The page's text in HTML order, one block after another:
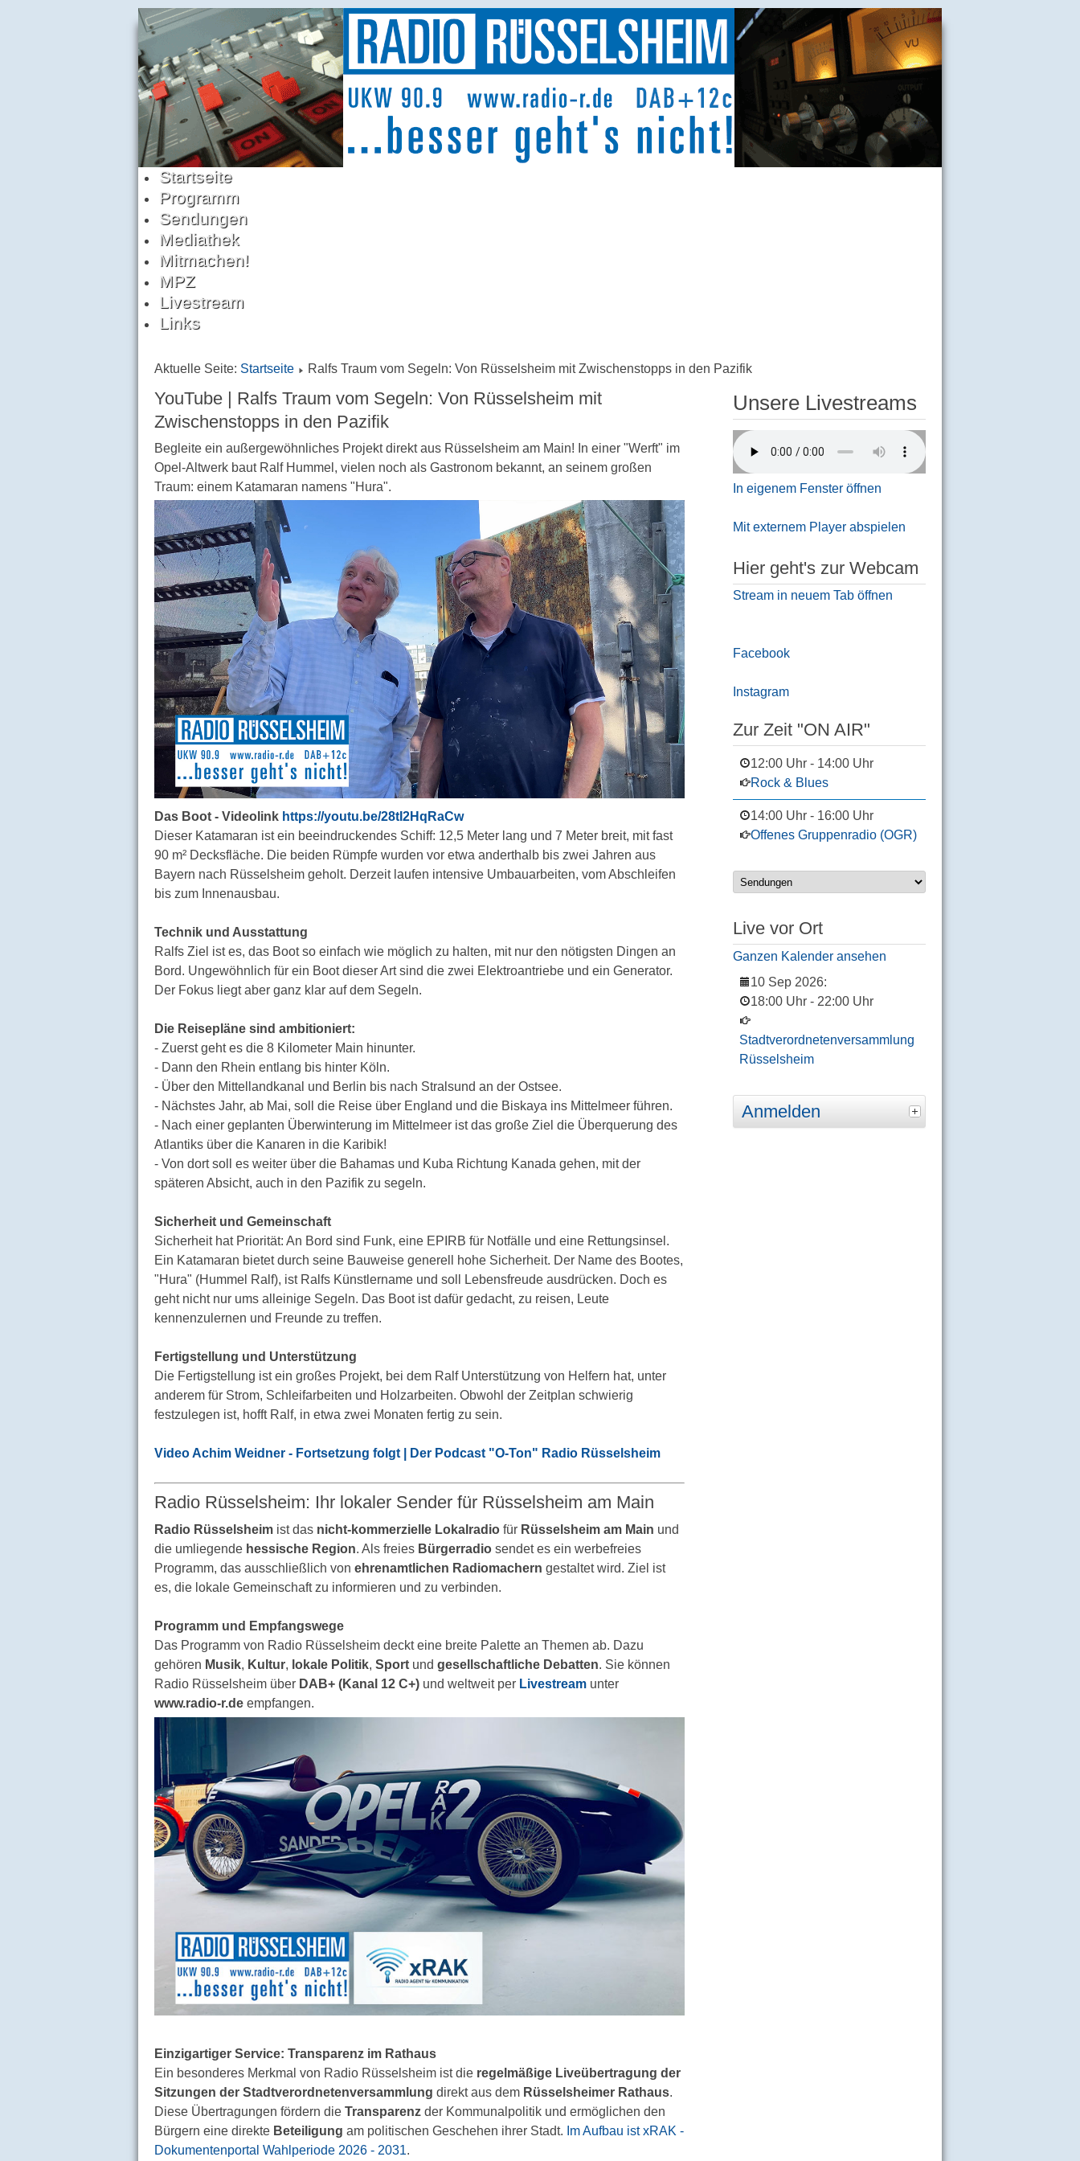
Startseite
Programm
Sendungen
Mediathek
Mitmachen!
MPZ
Livestream
Links
Aktuelle Seite: Startseite Ralfs Traum vom Segeln: Von Rüsselsheim mit Zwischenstopps in den Pazifik
YouTube | Ralfs Traum vom Segeln: Von Rüsselsheim mit
Zwischenstopps in den Pazifik
Begleite ein außergewöhnliches Projekt direkt aus Rüsselsheim am Main! In einer "Werft" im
Opel-Altwerk baut Ralf Hummel, vielen noch als Gastronom bekannt, an seinem großen
Traum: einem Katamaran namens "Hura".
Das Boot - Videolink https://youtu.be/28tI2HqRaCw
Dieser Katamaran ist ein beeindruckendes Schiff: 12,5 Meter lang und 7 Meter breit, mit fast
90 m² Decksfläche. Die beiden Rümpfe wurden vor etwa anderthalb bis zwei Jahren aus
Bayern nach Rüsselsheim geholt. Derzeit laufen intensive Umbauarbeiten, vom Abschleifen
bis zum Innenausbau.
Technik und Ausstattung
Ralfs Ziel ist es, das Boot so einfach wie möglich zu halten, mit nur den nötigsten Dingen an
Bord. Ungewöhnlich für ein Boot dieser Art sind die zwei Elektroantriebe und ein Generator.
Der Fokus liegt aber ganz klar auf dem Segeln.
Die Reisepläne sind ambitioniert:
- Zuerst geht es die 8 Kilometer Main hinunter.
- Dann den Rhein entlang bis hinter Köln.
- Über den Mittellandkanal und Berlin bis nach Stralsund an der Ostsee.
- Nächstes Jahr, ab Mai, soll die Reise über England und die Biskaya ins Mittelmeer führen.
- Nach einer geplanten Überwinterung im Mittelmeer ist das große Ziel die Überquerung des
Atlantiks über die Kanaren in die Karibik!
- Von dort soll es weiter über die Bahamas und Kuba Richtung Kanada gehen, mit der
späteren Absicht, auch in den Pazifik zu segeln.
Sicherheit und Gemeinschaft
Sicherheit hat Priorität: An Bord sind Funk, eine EPIRB für Notfälle und eine Rettungsinsel.
Ein Katamaran bietet durch seine Bauweise generell hohe Sicherheit. Der Name des Bootes,
"Hura" (Hummel Ralf), ist Ralfs Künstlername und soll Lebensfreude ausdrücken. Doch es
geht nicht nur ums alleinige Segeln. Das Boot ist dafür gedacht, zu reisen, Leute
kennenzulernen und Freunde zu treffen.
Fertigstellung und Unterstützung
Die Fertigstellung ist ein großes Projekt, bei dem Ralf Unterstützung von Helfern hat, unter
anderem für Strom, Schleifarbeiten und Holzarbeiten. Obwohl der Zeitplan schwierig
festzulegen ist, hofft Ralf, in etwa zwei Monaten fertig zu sein.
Video Achim Weidner - Fortsetzung folgt | Der Podcast "O-Ton" Radio Rüsselsheim
Radio Rüsselsheim: Ihr lokaler Sender für Rüsselsheim am Main
Radio Rüsselsheim ist das nicht-kommerzielle Lokalradio für Rüsselsheim am Main und
die umliegende hessische Region. Als freies Bürgerradio sendet es ein werbefreies
Programm, das ausschließlich von ehrenamtlichen Radiomachern gestaltet wird. Ziel ist
es, die lokale Gemeinschaft zu informieren und zu verbinden.
Programm und Empfangswege
Das Programm von Radio Rüsselsheim deckt eine breite Palette an Themen ab. Dazu
gehören Musik, Kultur, lokale Politik, Sport und gesellschaftliche Debatten. Sie können
Radio Rüsselsheim über DAB+ (Kanal 12 C+) und weltweit per Livestream unter
www.radio-r.de empfangen.
Einzigartiger Service: Transparenz im Rathaus
Ein besonderes Merkmal von Radio Rüsselsheim ist die regelmäßige Liveübertragung der
Sitzungen der Stadtverordnetenversammlung direkt aus dem Rüsselsheimer Rathaus.
Diese Übertragungen fördern die Transparenz der Kommunalpolitik und ermöglichen den
Bürgern eine direkte Beteiligung am politischen Geschehen ihrer Stadt. Im Aufbau ist xRAK -
Dokumentenportal Wahlperiode 2026 - 2031.
Unsere Livestreams
In eigenem Fenster öffnen
Mit externem Player abspielen
Hier geht's zur Webcam
Stream in neuem Tab öffnen
Facebook
Instagram
Zur Zeit "ON AIR"
12:00 Uhr - 14:00 Uhr
Rock & Blues
14:00 Uhr - 16:00 Uhr
Offenes Gruppenradio (OGR)
Live vor Ort
Ganzen Kalender ansehen
10 Sep 2026:
18:00 Uhr - 22:00 Uhr
Stadtverordnetenversammlung
Rüsselsheim
Anmelden